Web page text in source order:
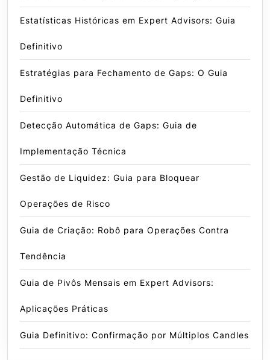
Estatísticas Históricas em Expert Advisors: Guia
Definitivo
Estratégias para Fechamento de Gaps: O Guia
Definitivo
Detecção Automática de Gaps: Guia de
Implementação Técnica
Gestão de Liquidez: Guia para Bloquear
Operações de Risco
Guia de Criação: Robô para Operações Contra
Tendência
Guia de Pivôs Mensais em Expert Advisors:
Aplicações Práticas
Guia Definitivo: Confirmação por Múltiplos Candles